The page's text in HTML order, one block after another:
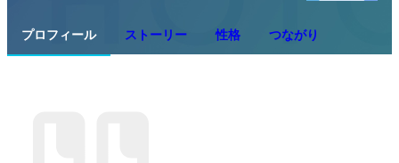
プロフィール ストーリー 性格 つながり